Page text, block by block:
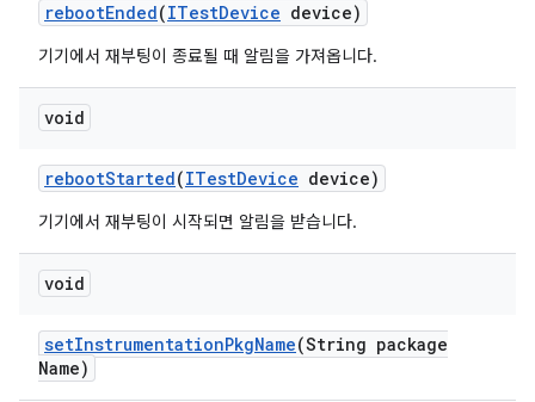
rebootEnded(ITestDevice device)
기기에서 재부팅이 종료될 때 알림을 가져옵니다.
void
rebootStarted(ITestDevice device)
기기에서 재부팅이 시작되면 알림을 받습니다.
void
setInstrumentationPkgName(String package
Name)